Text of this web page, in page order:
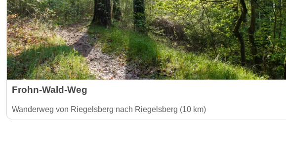
Frohn-Wald-Weg
Wanderweg von Riegelsberg nach Riegelsberg (10 km)